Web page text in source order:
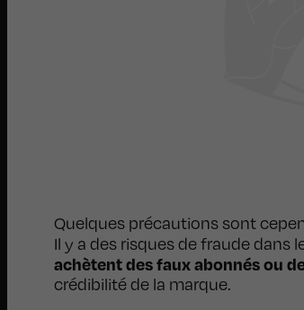
Quelques précautions sont
Il y a des risques de fraude
achètent des faux abonnés ou
crédibilité de la marque.